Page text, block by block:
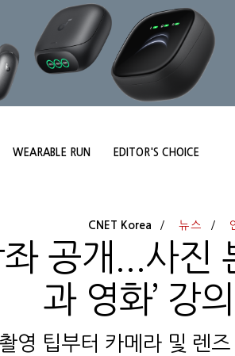
WEARABLE RUN EDITOR'S CHOICE
CNET Korea 뉴스
공개...사진
과 영화’ 강
영 팁부터 카메라 및 렌